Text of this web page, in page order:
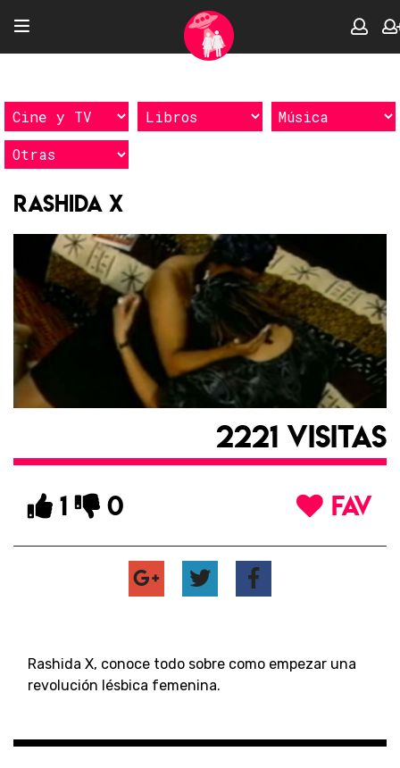
Rashida X
2221 VISITAS
1 0 FAV
Rashida X, conoce todo sobre como empezar una
revolución lésbica femenina.